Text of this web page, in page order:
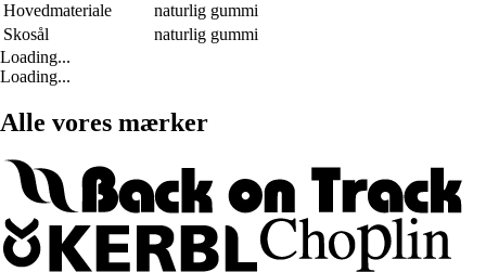
Hovedmateriale
naturlig gummi
Skosål
naturlig gummi
Loading...
Loading...
Alle vores mærker